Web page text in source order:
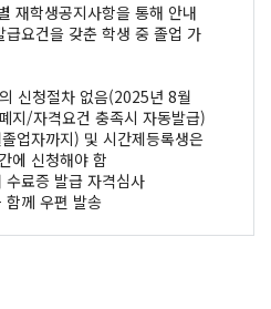
재학생공지사항을 통해 안내
요건을 갖춘 학생 중 졸업 가
신청절차 없음(2025년 8월
지/자격요건 충족시 자동발급)
업자까지) 및 시간제등록생은
에 신청해야 함
료증 발급 자격심사
께 우편 발송